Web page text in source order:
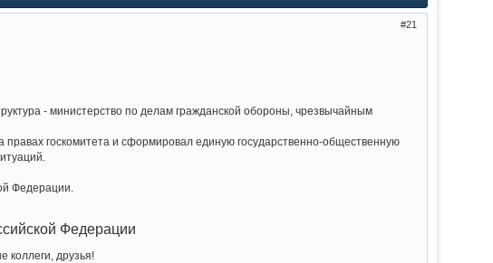
21
- министерство по делам гражданской обороны, чрезвычайным
госкомитета и сформировал единую государственно-общественную
Федерации.
Федерации
коллеги, друзья!